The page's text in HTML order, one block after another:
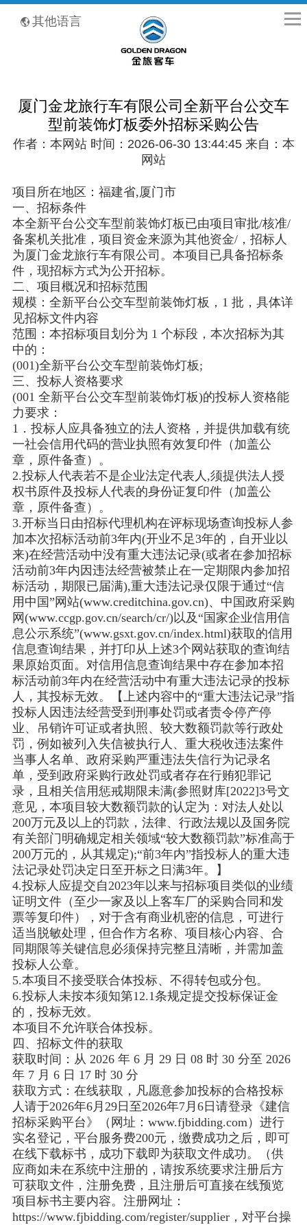
其他语言
厦门金龙旅行车有限公司全新平台公交车
型前装饰灯板委外招标采购公告
作者：本网站 时间：2026-06-30 13:44:45 来自：本
网站
项目所在地区：福建省,厦门市
一、招标条件
本全新平台公交车型前装饰灯板已由项目审批/核准/
备案机关批准，项目资金来源为其他资金/，招标人
为厦门金龙旅行车有限公司。本项目已具备招标条
件，现招标方式为公开招标。
二、项目概况和招标范围
规模：全新平台公交车型前装饰灯板，1 批，具体详
见招标文件内容
范围：本招标项目划分为 1 个标段，本次招标为其
中的：
(001)全新平台公交车型前装饰灯板;
三、投标人资格要求
(001 全新平台公交车型前装饰灯板)的投标人资格能
力要求：
1．投标人应具备独立的法人资格，并提供加载有统
一社会信用代码的营业执照有效复印件（加盖公
章，原件备查）。
2.投标人代表若不是企业法定代表人,须提供法人授
权书原件及投标人代表的身份证复印件（加盖公
章，原件备查）。
3.开标当日由招标代理机构在评标现场查询投标人参
加本次招标活动前3年内(开业不足3年的，自开业以
来)在经营活动中没有重大违法记录(或者在参加招标
活动前3年内因违法经营被禁止在一定期限内参加招
标活动，期限已届满),重大违法记录仅限于通过“信
用中国”网站(www.creditchina.gov.cn)、中国政府采购
网(www.ccgp.gov.cn/search/cr/)以及“国家企业信用信
息公示系统”(www.gsxt.gov.cn/index.html)获取的信用
信息查询结果，并打印从上述3个网站获取的查询结
果原始页面。对信用信息查询结果中存在参加本招
标活动前3年内在经营活动中有重大违法记录的投标
人，其投标无效。【上述内容中的“重大违法记录”指
投标人因违法经营受到刑事处罚或者责令停产停
业、吊销许可证或者执照、较大数额罚款等行政处
罚，例如被列入失信被执行人、重大税收违法案件
当事人名单、政府采购严重违法失信行为记录名
单，受到政府采购行政处罚或者存在行贿犯罪记
录，且相关信用惩戒期限未满(参照财库[2022]3号文
意见，本项目较大数额罚款的认定为：对法人处以
200万元及以上的罚款，法律、行政法规以及国务院
有关部门明确规定相关领域“较大数额罚款”标准高于
200万元的，从其规定);“前3年内”指投标人的重大违
法记录处罚决定日至开标之日满3年。】
4.投标人应提交自2023年以来与招标项目类似的业绩
证明文件（至少一家及以上客车厂的采购合同和发
票等复印件），对于含有商业机密的信息，可进行
适当脱敏处理，但合作方名称、项目核心内容、合
同期限等关键信息必须保持完整且清晰，并需加盖
投标人公章。
5.本项目不接受联合体投标、不得转包或分包。
6.投标人未按本须知第12.1条规定提交投标保证金
的，投标无效。
本项目不允许联合体投标。
四、招标文件的获取
获取时间：从 2026 年 6 月 29 日 08 时 30 分至 2026
年 7 月 6 日 17 时 30 分
获取方式：在线获取，凡愿意参加投标的合格投标
人请于2026年6月29日至2026年7月6日请登录《建信
招标采购平台》（网址：www.fjbidding.com）进行
实名登记，平台服务费200元，缴费成功之后，即可
在线下载标书，成功下载即为获取文件成功。（供
应商如未在系统中注册的，请按系统要求注册后方
可获取文件，注册免费，且注册后可直接在线预览
项目标书主要内容。注册网址：
https://www.fjbidding.com/register/supplier，对平台操